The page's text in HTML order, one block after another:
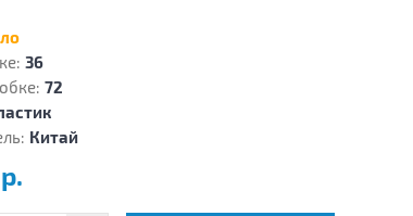
36
72
Китай